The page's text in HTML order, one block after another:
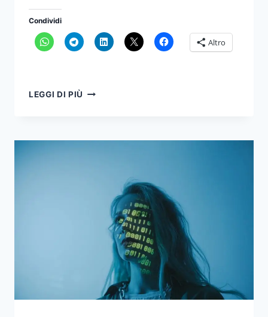
Condividi
Altro
LEGGI DI PIÙ MIGLIORARE
D’UFFICIO